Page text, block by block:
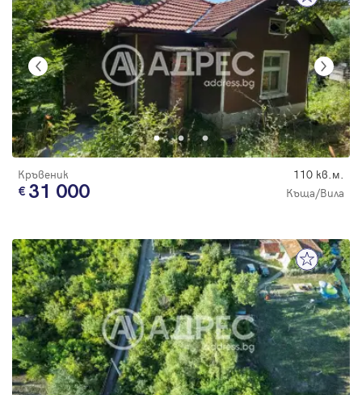
Кръвеник 110 кв.м.
31 000 Къща/Вила